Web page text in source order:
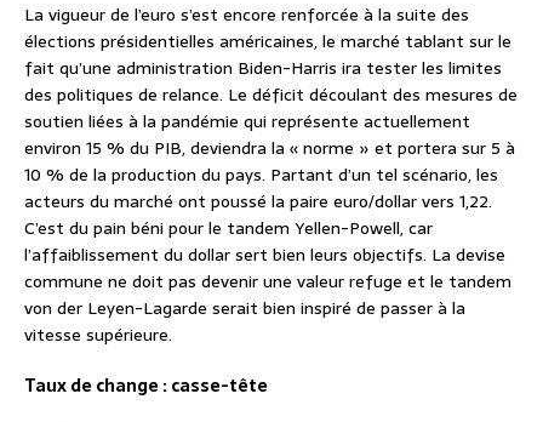
La vigueur de l’euro s’est encore renforcée à la suite des
élections présidentielles américaines, le marché tablant sur le
fait qu’une administration Biden-Harris ira tester les limites
des politiques de relance. Le déficit découlant des mesures de
soutien liées à la pandémie qui représente actuellement
environ 15 % du PIB, deviendra la « norme » et portera sur 5 à
10 % de la production du pays. Partant d’un tel scénario, les
acteurs du marché ont poussé la paire euro/dollar vers 1,22.
C’est du pain béni pour le tandem Yellen-Powell, car
l’affaiblissement du dollar sert bien leurs objectifs. La devise
commune ne doit pas devenir une valeur refuge et le tandem
von der Leyen-Lagarde serait bien inspiré de passer à la
vitesse supérieure.
Taux de change : casse-tête